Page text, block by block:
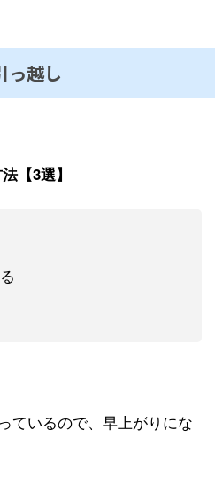
っ越し
【3選】
ているので、早上がりにな